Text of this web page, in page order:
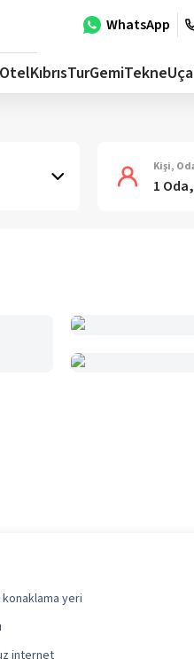
WhatsApp
OtelKıbrısTurGemiTekne
Kişi,
1
yeri